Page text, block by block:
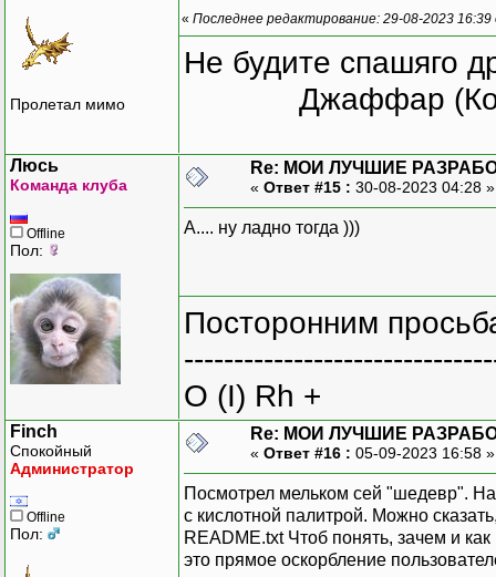
Пролетал мимо
« Последнее редактирование: 29-08-2023
Не будите спашяго
Джаффар
Люсь
Команда клуба
Offline
Пол:
Re: МОИ ЛУЧШИЕ
« Ответ #15 : 30-08-2023 04:28
А.... ну ладно тогда )))
Посторонним
O (I) Rh +
Finch
Спокойный
Администратор
Offline
Пол:
Re: МОИ ЛУЧШИЕ
« Ответ #16 : 05-09-2023 16:58
Посмотрел мельком сей "шедевр".
с кислотной палитрой. Можно
README.txt Чтоб понять, зачем и
это прямое оскорбление